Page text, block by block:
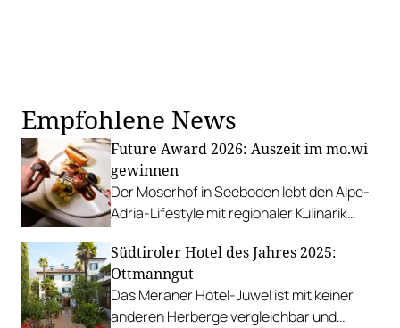
Empfohlene News
Future Award 2026: Auszeit im mo.wi
gewinnen
Der Moserhof in Seeboden lebt den Alpe-
Adria-Lifestyle mit regionaler Kulinarik
der legeren Leichtigkeit des Südens.
Südtiroler Hotel des Jahres 2025:
Ottmanngut
Das Meraner Hotel-Juwel ist mit keiner
anderen Herberge vergleichbar und